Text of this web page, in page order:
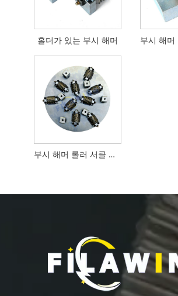
홀더가 있는 부시 해머
부시 해머 롤러 서클 베이스